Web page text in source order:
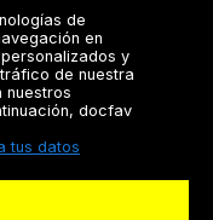
de
en
y
de nuestra
nuestros
docfav
tus datos